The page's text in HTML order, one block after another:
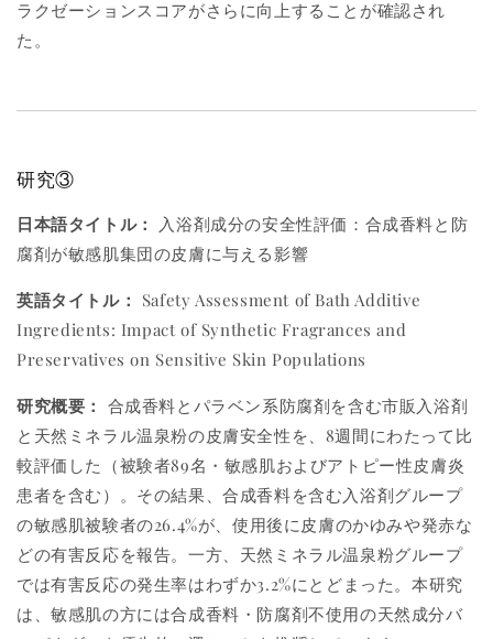
ラクゼーションスコアがさらに向上することが確認され
た。
研究③
日本語タイトル：
入浴剤成分の安全性評価：合成香料と防
腐剤が敏感肌集団の皮膚に与える影響
英語タイトル： Safety Assessment of Bath Additive
Ingredients: Impact of Synthetic Fragrances and
Preservatives on Sensitive Skin Populations
研究概要： 合成香料とパラベン系防腐剤を含む市販入浴剤
と天然ミネラル温泉粉の皮膚安全性を、8週間にわたって比
較評価した（被験者89名・敏感肌およびアトピー性皮膚炎
患者を含む）。その結果、合成香料を含む入浴剤グループ
の敏感肌被験者の26.4%が、使用後に皮膚のかゆみや発赤な
どの有害反応を報告。一方、天然ミネラル温泉粉グループ
では有害反応の発生率はわずか3.2%にとどまった。本研究
は、敏感肌の方には合成香料・防腐剤不使用の天然成分バ